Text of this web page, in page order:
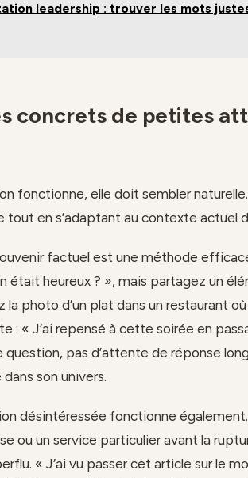
leadership : trouver les mots
concrets de petites
fonctionne, elle doit sembler
tout en s’adaptant au contexte actuel
factuel est une méthode
était heureux ? », mais partagez un
la photo d’un plat dans un restaurant
: « J’ai repensé à cette soirée en
question, pas d’attente de réponse
son univers.
désintéressée fonctionne
ou un service particulier avant la
« J’ai vu passer cet article sur le